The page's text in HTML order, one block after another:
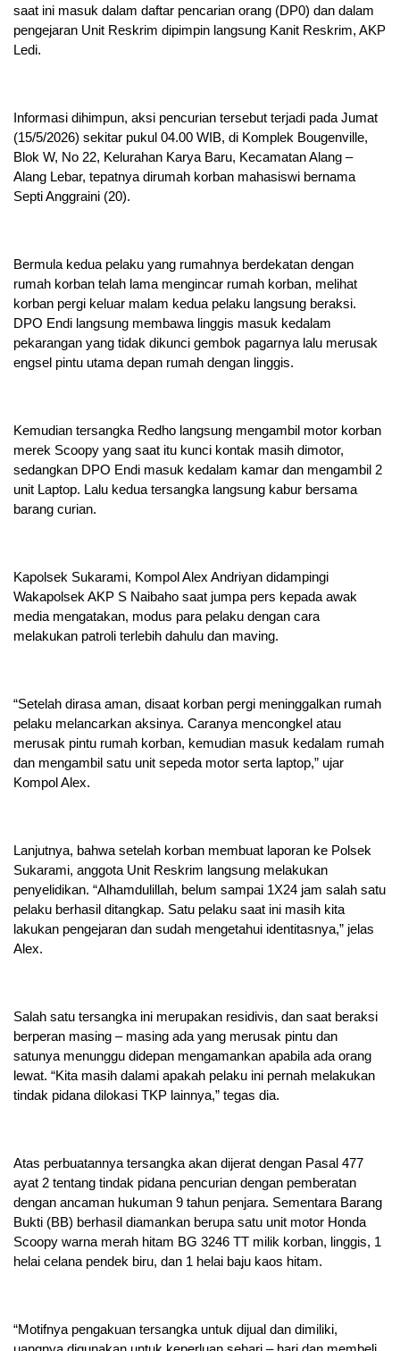
saat ini masuk dalam daftar pencarian orang (DP0) dan dalam
pengejaran Unit Reskrim dipimpin langsung Kanit Reskrim, AKP
Ledi.
Informasi dihimpun, aksi pencurian tersebut terjadi pada Jumat
(15/5/2026) sekitar pukul 04.00 WIB, di Komplek Bougenville,
Blok W, No 22, Kelurahan Karya Baru, Kecamatan Alang –
Alang Lebar, tepatnya dirumah korban mahasiswi bernama
Septi Anggraini (20).
Bermula kedua pelaku yang rumahnya berdekatan dengan
rumah korban telah lama mengincar rumah korban, melihat
korban pergi keluar malam kedua pelaku langsung beraksi.
DPO Endi langsung membawa linggis masuk kedalam
pekarangan yang tidak dikunci gembok pagarnya lalu merusak
engsel pintu utama depan rumah dengan linggis.
Kemudian tersangka Redho langsung mengambil motor korban
merek Scoopy yang saat itu kunci kontak masih dimotor,
sedangkan DPO Endi masuk kedalam kamar dan mengambil 2
unit Laptop. Lalu kedua tersangka langsung kabur bersama
barang curian.
Kapolsek Sukarami, Kompol Alex Andriyan didampingi
Wakapolsek AKP S Naibaho saat jumpa pers kepada awak
media mengatakan, modus para pelaku dengan cara
melakukan patroli terlebih dahulu dan maving.
“Setelah dirasa aman, disaat korban pergi meninggalkan rumah
pelaku melancarkan aksinya. Caranya mencongkel atau
merusak pintu rumah korban, kemudian masuk kedalam rumah
dan mengambil satu unit sepeda motor serta laptop,” ujar
Kompol Alex.
Lanjutnya, bahwa setelah korban membuat laporan ke Polsek
Sukarami, anggota Unit Reskrim langsung melakukan
penyelidikan. “Alhamdulillah, belum sampai 1X24 jam salah satu
pelaku berhasil ditangkap. Satu pelaku saat ini masih kita
lakukan pengejaran dan sudah mengetahui identitasnya,” jelas
Alex.
Salah satu tersangka ini merupakan residivis, dan saat beraksi
berperan masing – masing ada yang merusak pintu dan
satunya menunggu didepan mengamankan apabila ada orang
lewat. “Kita masih dalami apakah pelaku ini pernah melakukan
tindak pidana dilokasi TKP lainnya,” tegas dia.
Atas perbuatannya tersangka akan dijerat dengan Pasal 477
ayat 2 tentang tindak pidana pencurian dengan pemberatan
dengan ancaman hukuman 9 tahun penjara. Sementara Barang
Bukti (BB) berhasil diamankan berupa satu unit motor Honda
Scoopy warna merah hitam BG 3246 TT milik korban, linggis, 1
helai celana pendek biru, dan 1 helai baju kaos hitam.
“Motifnya pengakuan tersangka untuk dijual dan dimiliki,